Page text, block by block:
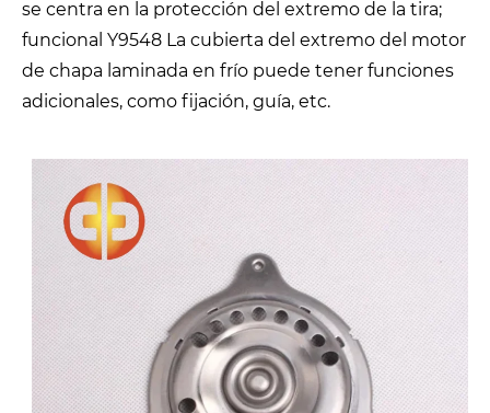
se centra en la protección del extremo de la tira;
funcional Y9548 La cubierta del extremo del motor
de chapa laminada en frío puede tener funciones
adicionales, como fijación, guía, etc.